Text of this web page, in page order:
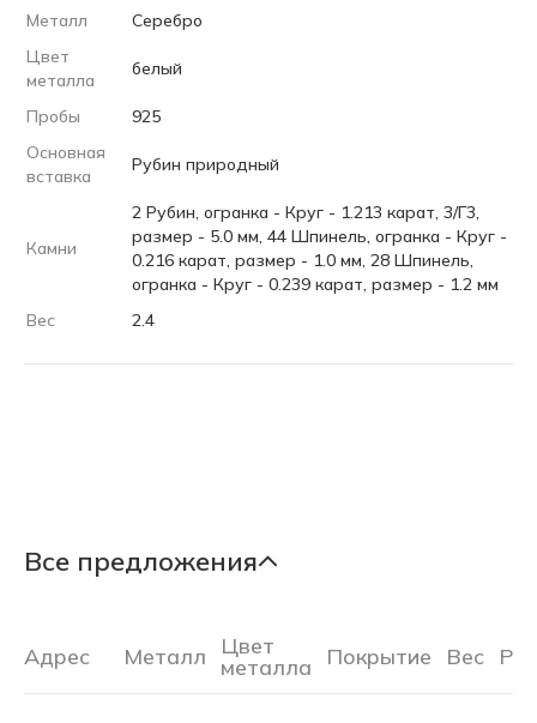
Металл
Серебро
Цвет
металла
белый
Пробы
925
Основная
вставка
Рубин природный
Камни
2 Рубин, огранка - Круг - 1.213 карат, 3/Г3,
размер - 5.0 мм, 44 Шпинель, огранка - Круг -
0.216 карат, размер - 1.0 мм, 28 Шпинель,
огранка - Круг - 0.239 карат, размер - 1.2 мм
Вес
2.4
Все предложения
Адрес Металл Цвет
металла Покрытие Вес